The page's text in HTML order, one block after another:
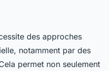
des approches
notamment par des
permet non seulement